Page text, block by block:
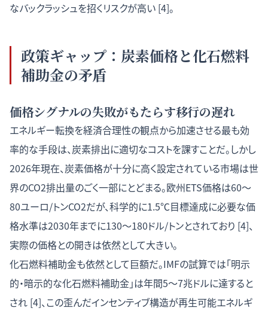
なバックラッシュを招くリスクが高い [4]。
政策ギャップ：炭素価格と化石燃料
補助金の矛盾
価格シグナルの失敗がもたらす移行の遅れ
エネルギー転換を経済合理性の観点から加速させる最も効
率的な手段は、炭素排出に適切なコストを課すことだ。しかし
2026年現在、炭素価格が十分に高く設定されている市場は世
界のCO2排出量のごく一部にとどまる。欧州ETS価格は60〜
80ユーロ/トンCO2だが、科学的に1.5℃目標達成に必要な価
格水準は2030年までに130〜180ドル/トンとされており [4]、
実際の価格との開きは依然として大きい。
化石燃料補助金も依然として巨額だ。IMFの試算では「明示
的・暗示的な化石燃料補助金」は年間5〜7兆ドルに達すると
され [4]、この歪んだインセンティブ構造が再生可能エネルギ